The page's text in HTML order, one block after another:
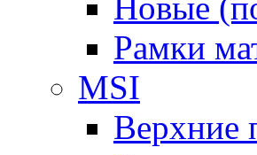
Рамки
MSI
Верхние